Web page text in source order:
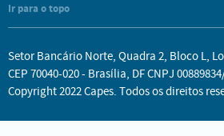
Ir para o topo
Setor Bancário Norte, Quadra 2, Bloco L,
CEP 70040-020 - Brasília, DF CNPJ
Copyright 2022 Capes. Todos os direitos